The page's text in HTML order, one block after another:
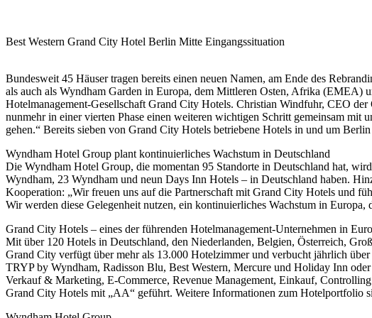
Best Western Grand City Hotel Berlin Mitte Eingangssituation
Bundesweit 45 Häuser tragen bereits einen neuen Namen, am Ende des
als auch als Wyndham Garden in Europa, dem Mittleren Osten, Afrika (EMEA)
Hotelmanagement-Gesellschaft Grand City Hotels. Christian Windfuhr, CEO
nunmehr in einer vierten Phase einen weiteren wichtigen Schritt gemeinsam
gehen.“ Bereits sieben von Grand City Hotels betriebene Hotels in und um
Wyndham Hotel Group plant kontinuierliches Wachstum in Deutschland
Die Wyndham Hotel Group, die momentan 95 Standorte in Deutschland hat,
Wyndham, 23 Wyndham und neun Days Inn Hotels – in Deutschland haben.
Kooperation: „Wir freuen uns auf die Partnerschaft mit Grand City Hotels und
Wir werden diese Gelegenheit nutzen, ein kontinuierliches Wachstum in
Grand City Hotels – eines der führenden Hotelmanagement-Unternehmen in
Mit über 120 Hotels in Deutschland, den Niederlanden, Belgien, Österreich,
Grand City verfügt über mehr als 13.000 Hotelzimmer und verbucht jährlich
TRYP by Wyndham, Radisson Blu, Best Western, Mercure und Holiday Inn
Verkauf & Marketing, E-Commerce, Revenue Management, Einkauf,
Grand City Hotels mit „AA“ geführt. Weitere Informationen zum Hotelportfolio